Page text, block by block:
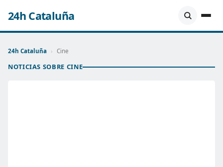
24h Cataluña
24h Cataluña › Cine
NOTICIAS SOBRE CINE